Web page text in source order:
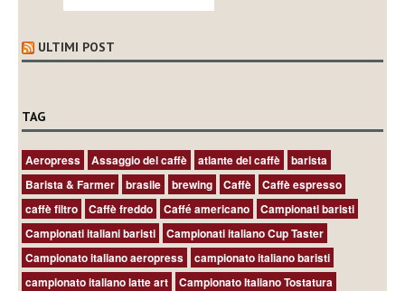
ULTIMI POST
TAG
Aeropress Assaggio del caffè atlante del caffè
barista
Barista & Farmer
brasile brewing Caffè
Caffè espresso
caffè filtro
Caffè freddo Caffé americano
Campionati baristi
Campionati italiani baristi
Campionati italiano Cup Taster
Campionato italiano aeropress
campionato italiano baristi
campionato italiano latte art
Campionato Italiano Tostatura